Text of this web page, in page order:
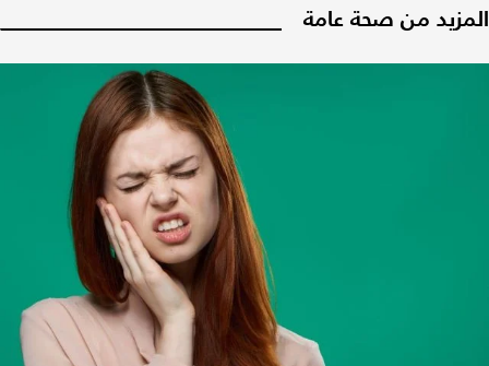
المزيد من صحة عامة